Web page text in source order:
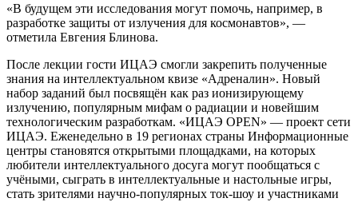
«В будущем эти исследования могут помочь, например, в
разработке защиты от излучения для космонавтов», —
отметила Евгения Блинова.
После лекции гости ИЦАЭ смогли закрепить полученные
знания на интеллектуальном квизе «Адреналин». Новый
набор заданий был посвящён как раз ионизирующему
излучению, популярным мифам о радиации и новейшим
технологическим разработкам. «ИЦАЭ OPEN» — проект сети
ИЦАЭ. Еженедельно в 19 регионах страны Информационные
центры становятся открытыми площадками, на которых
любители интеллектуального досуга могут пообщаться с
учёными, сыграть в интеллектуальные и настольные игры,
стать зрителями научно-популярных ток-шоу и участниками